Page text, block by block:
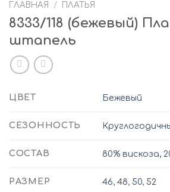
ГЛАВНАЯ / ПЛАТЬЯ
8333/118 (бежевый)
штапель
ЦВЕТ Бежевый
СЕЗОННОСТЬ
СОСТАВ 80% вискоза,
РАЗМЕР 46,48, 50, 52